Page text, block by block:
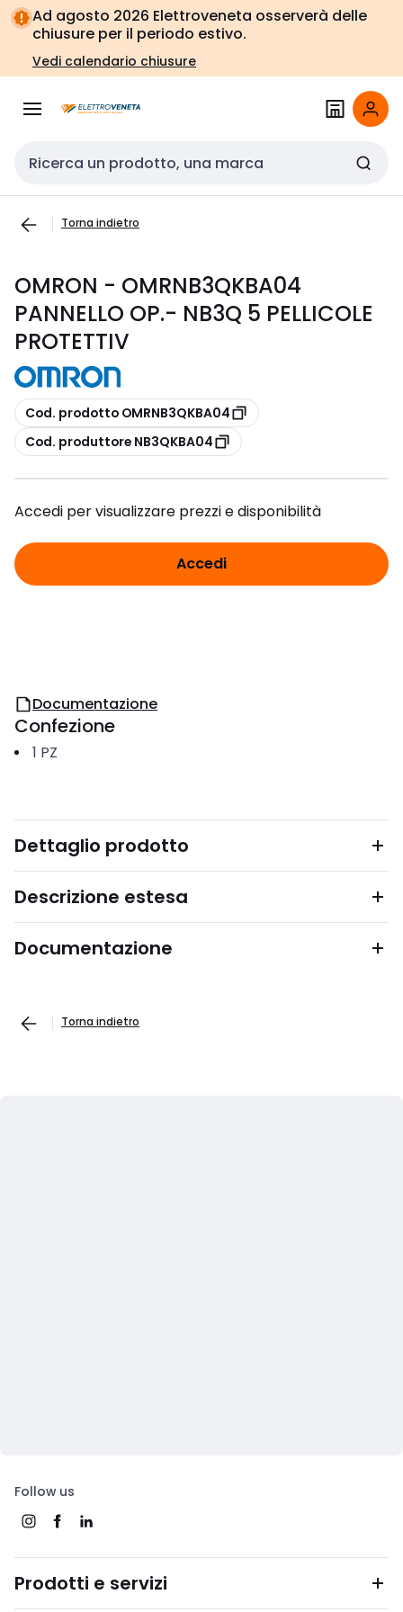
Vai alla
navigazione
Vai
alla
pagina
Ad agosto 2026 Elettroveneta osserverà delle
chiusure per il periodo estivo.
Vedi calendario chiusure
Cerca input
Torna indietro
OMRON - OMRNB3QKBA04
PANNELLO OP.- NB3Q 5 PELLICOLE
PROTETTIV
copia
Cod. prodotto OMRNB3QKBA04
copia
Cod. produttore NB3QKBA04
Accedi per visualizzare prezzi e disponibilità
Accedi
Documentazione
Confezione
1 PZ
Dettaglio prodotto
Descrizione estesa
Documentazione
Torna indietro
Follow us
Prodotti e servizi